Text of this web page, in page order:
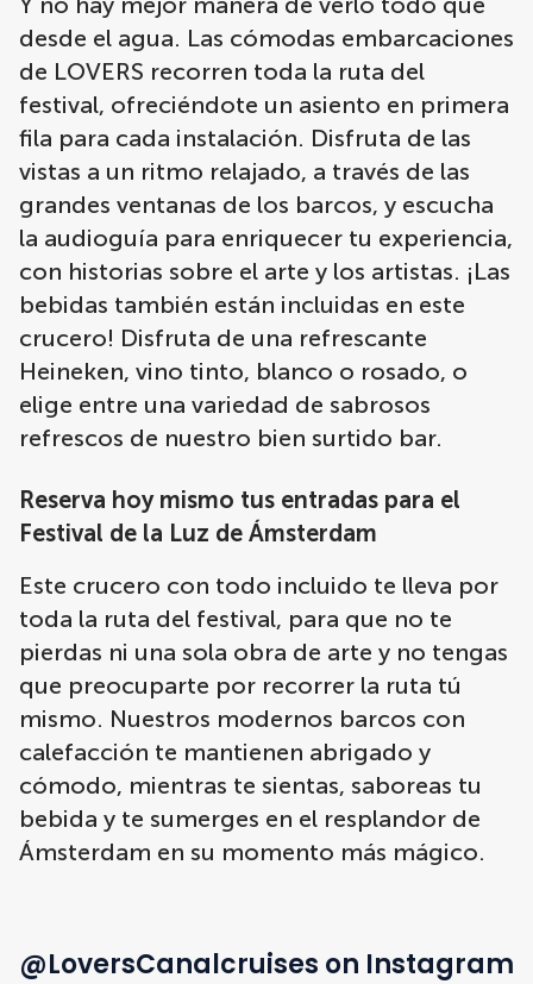
desde el agua. Las cómodas embarcaciones
de LOVERS recorren toda la ruta del
festival, ofreciéndote un asiento en primera
fila para cada instalación. Disfruta de las
vistas a un ritmo relajado, a través de las
grandes ventanas de los barcos, y escucha
la audioguía para enriquecer tu experiencia,
con historias sobre el arte y los artistas. ¡Las
bebidas también están incluidas en este
crucero! Disfruta de una refrescante
Heineken, vino tinto, blanco o rosado, o
elige entre una variedad de sabrosos
refrescos de nuestro bien surtido bar.
Reserva hoy mismo tus entradas para el
Festival de la Luz de Ámsterdam
Este crucero con todo incluido te lleva por
toda la ruta del festival, para que no te
pierdas ni una sola obra de arte y no tengas
que preocuparte por recorrer la ruta tú
mismo. Nuestros modernos barcos con
calefacción te mantienen abrigado y
cómodo, mientras te sientas, saboreas tu
bebida y te sumerges en el resplandor de
Ámsterdam en su momento más mágico.
@LoversCanalcruises on Instagram